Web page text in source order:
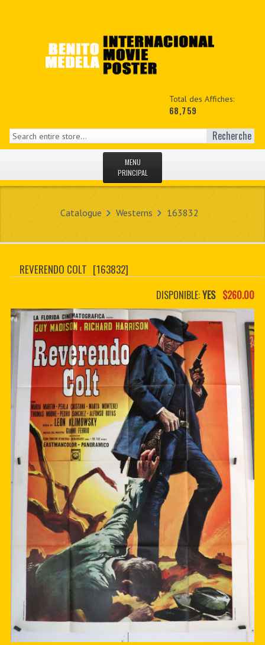
Total des Affiches:
68,759
Recherche
MENU
PRINCIPAL
MON COPTE
CONTACTER
CUSTOM PDF
Catalogue Westerns 163832
REVERENDO COLT [163832]
DISPONIBLE:YES $260.00